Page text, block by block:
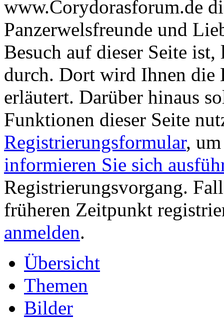
www.Corydorasforum.de
Panzerwelsfreunde und
Besuch auf dieser Seite
durch. Dort wird Ihnen die
erläutert. Darüber hinaus
Funktionen dieser Seite
Registrierungsformular,
informieren Sie sich
Registrierungsvorgang.
früheren Zeitpunkt
anmelden.
Übersicht
Themen
Bilder